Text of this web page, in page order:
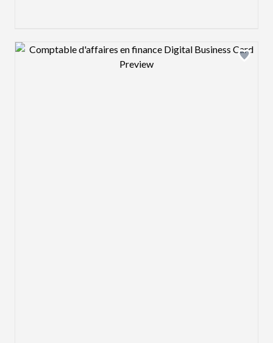
Design preview image